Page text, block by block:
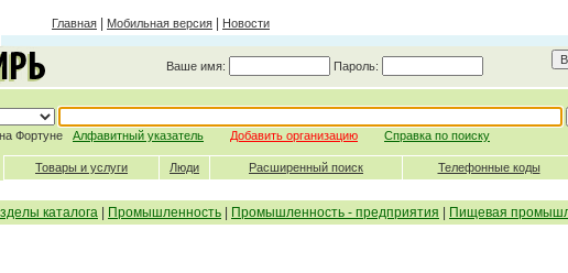
Главная Мобильная версия Новости
Ваше имя: Пароль:
Фортуне Алфавитный указатель Добавить организацию Справка по поиску
Товары и услуги Люди Расширенный поиск Телефонные коды
каталога Промышленность Промышленность - предприятия Пищевая